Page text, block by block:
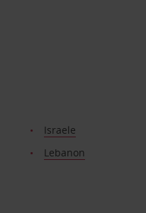
Israele
Lebanon